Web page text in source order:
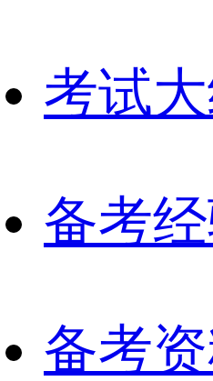
考试
备考
备考